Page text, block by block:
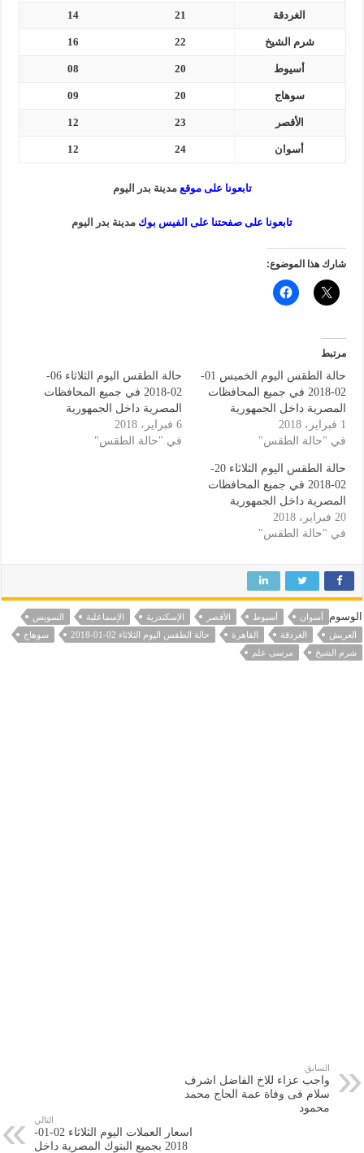
الغردقة 21
14
شرم الشيخ 22
16
أسيوط 20
08
سوهاج 20
09
الأقصر 23
12
أسوان 24
12
تابعونا على موقع مدينة بدر اليوم
تابعونا على صفحتنا على الفيس بوك مدينة بدر اليوم
شارك هذا الموضوع:
مرتبط
حالة الطقس اليوم الخميس 01-
02-2018 في جميع المحافظات
المصرية داخل الجمهورية
1 فبراير، 2018
في "حالة الطقس"
حالة الطقس اليوم الثلاثاء 06-
02-2018 في جميع المحافظات
المصرية داخل الجمهورية
6 فبراير، 2018
في "حالة الطقس"
حالة الطقس اليوم الثلاثاء 20-
02-2018 في جميع المحافظات
المصرية داخل الجمهورية
20 فبراير، 2018
في "حالة الطقس"
الوسوم أسوان أسيوط الأقصر الإسكندرية الإسماعلية
السويس
العريش
الغردقة القاهرة حالة الطقس اليوم الثلاثاء 02-01-2018
سوهاج
شرم الشيخ
مرسى علم
السابق
واجب عزاء للاخ الفاضل اشرف
سلام فى وفاة عمة الحاج محمد
محمود
التالي
اسعار العملات اليوم الثلاثاء 02-01-
2018 بجميع البنوك المصرية داخل